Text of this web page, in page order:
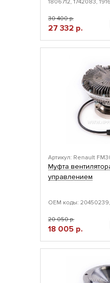
1806712, 1742083,
30 400 р.
27 332 р.
Артикул: Renault
Муфта
управлением
ОЕМ коды:
20 050 р.
18 005 р.